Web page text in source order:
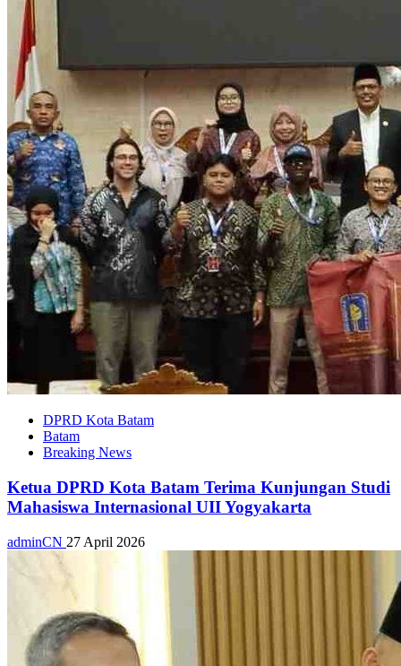
DPRD Kota Batam
Batam
Breaking News
Ketua DPRD Kota Batam Terima Kunjungan Studi
Mahasiswa Internasional UII Yogyakarta
adminCN 27 April 2026